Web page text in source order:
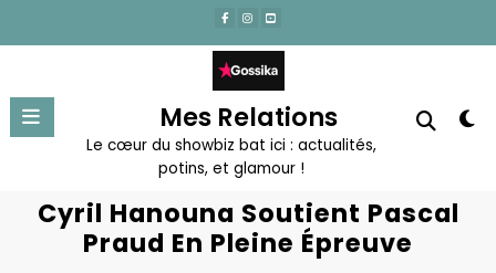
contenu
Mes Relations
Le cœur du showbiz bat ici : actualités,
potins, et glamour !
Cyril Hanouna Soutient Pascal
Praud En Pleine Épreuve